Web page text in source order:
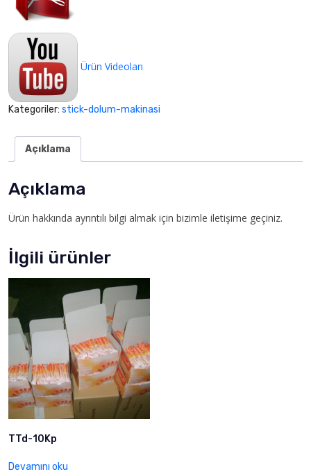
Ürün Videoları
Kategoriler: stick-dolum-makinasi
Açıklama
Açıklama
Ürün hakkında ayrıntılı bilgi almak için bizimle iletişime geçiniz.
İlgili ürünler
TTd-10Kp
Devamını oku